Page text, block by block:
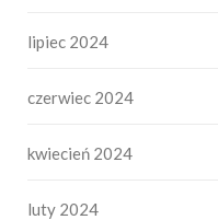
lipiec 2024
czerwiec 2024
kwiecień 2024
luty 2024